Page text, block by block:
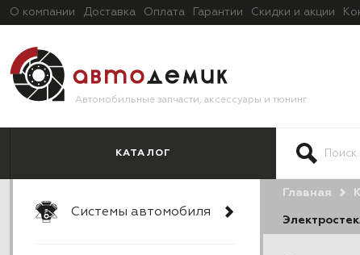
О компании Доставка Оплата Гарантии Скидки и акции
Автомобильные запчасти, аксессуары и тюнинг
КАТАЛОГ
Системы автомобиля
Главная